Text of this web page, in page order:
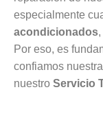
especialmente
acondicionados
Por eso, es
confiamos
nuestro Servicio